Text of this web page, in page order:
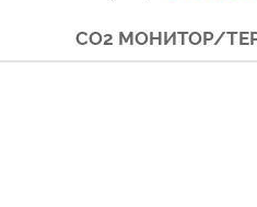
СО2 МОНИТОР/